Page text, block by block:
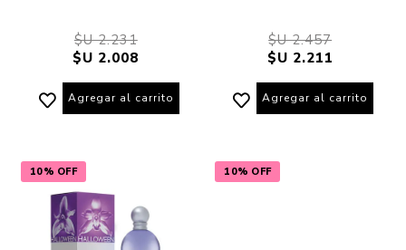
$U 2.231
$U 2.008
Agregar al carrito
$U 2.457
$U 2.211
Agregar al carrito
10% OFF 10% OFF